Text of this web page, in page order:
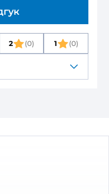
2 (0) 1 (0)